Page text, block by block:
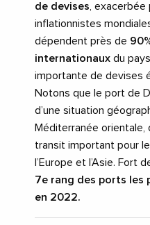
de devises ,
inflationnistes
dépendent près de
internationaux du
importante de devises
Notons que le port de
d’une situation
Méditerranée
transit important pour
l’Europe et l’Asie. Fort
7e rang des ports les
en 2022.